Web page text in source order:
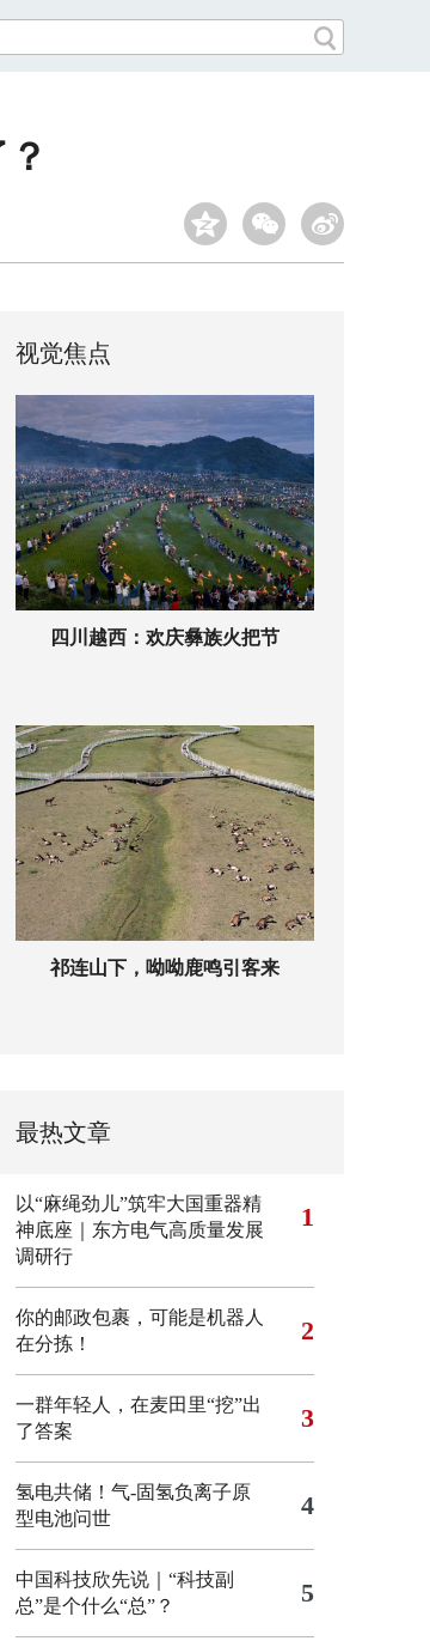
视觉焦点
四川越西：欢庆彝族火把节
祁连山下，呦呦鹿鸣引客来
最热文章
以“麻绳劲儿”筑牢大国重器精
神底座｜东方电气高质量发展
调研行
1
你的邮政包裹，可能是机器人
在分拣！
2
一群年轻人，在麦田里“挖”出
了答案
3
氢电共储！气-固氢负离子原
型电池问世
4
中国科技欣先说｜“科技副
总”是个什么“总”？
5